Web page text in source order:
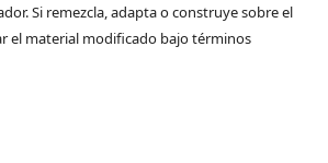
Si remezcla, adapta o construye sobre el
el material modificado bajo términos